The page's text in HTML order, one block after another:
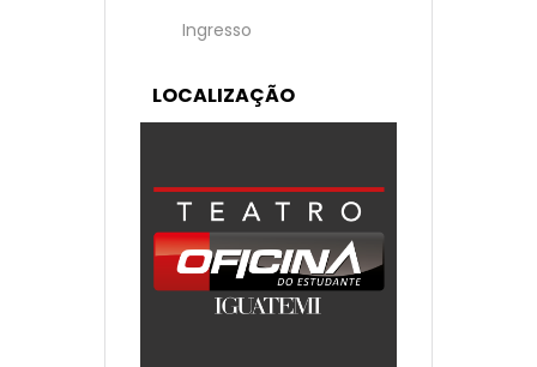
Ingresso
LOCALIZAÇÃO